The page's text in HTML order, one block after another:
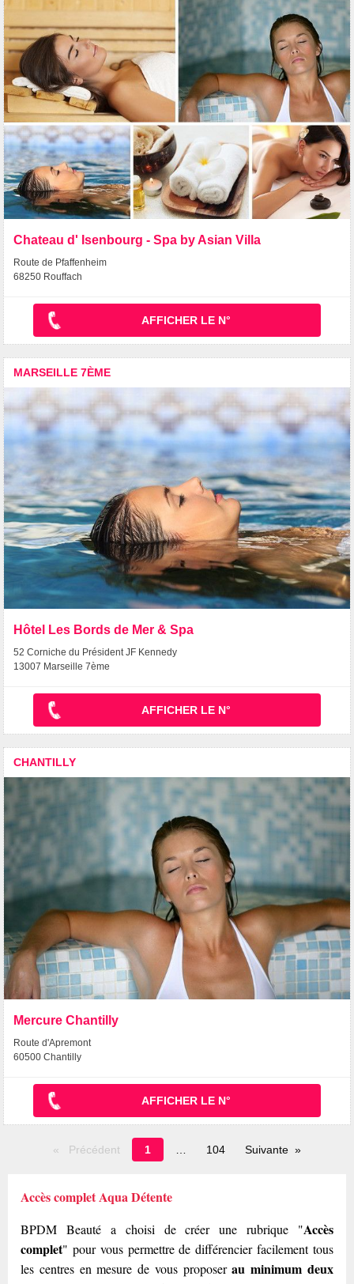
Chateau d' Isenbourg - Spa by Asian Villa
Route de Pfaffenheim
68250 Rouffach
AFFICHER LE N°
MARSEILLE 7ÈME
Hôtel Les Bords de Mer & Spa
52 Corniche du Président JF Kennedy
13007 Marseille 7ème
AFFICHER LE N°
CHANTILLY
Mercure Chantilly
Route d'Apremont
60500 Chantilly
AFFICHER LE N°
Précédent
Page
en
1 104 Suivante
Accès complet Aqua Détente
BPDM Beauté a choisi de créer une rubrique "Accès
complet" pour vous permettre de différencier facilement tous
les centres en mesure de vous proposerau minimum deux